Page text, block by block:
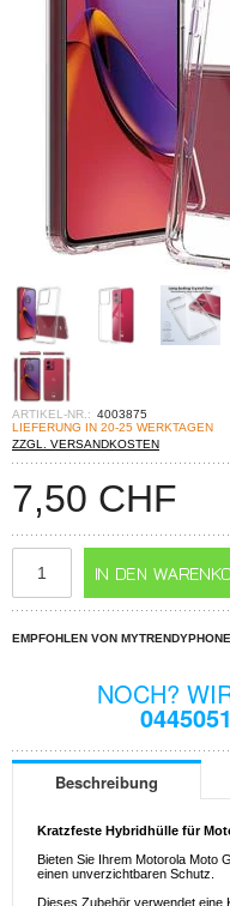
ARTIKEL-NR.: 4003875
LIEFERUNG IN 20-25 WERKTAGEN
ZZGL. VERSANDKOSTEN
7,50 CHF
EMPFOHLEN VON MYTRENDYPHONE
NOCH?
Beschreibung
Kratzfeste Hybridhülle für
Bieten Sie Ihrem Motorola Moto
einen unverzichtbaren Schutz.
Dieses Zubehör verwendet eine